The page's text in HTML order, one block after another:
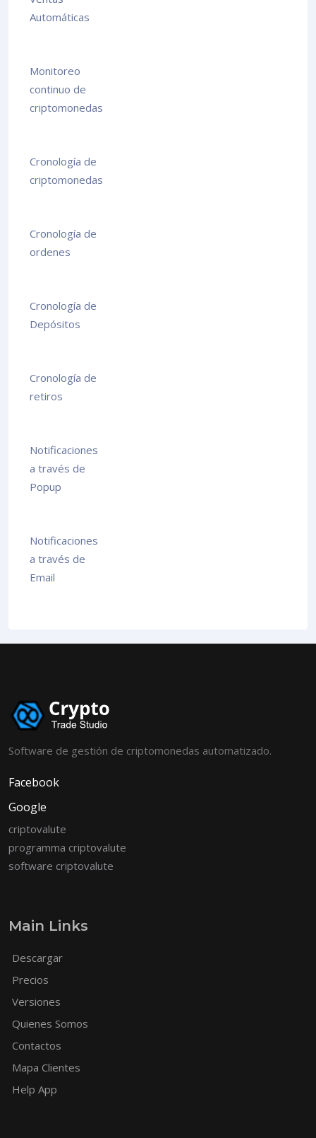
Automáticas
Monitoreo
continuo de
criptomonedas
Cronología de
criptomonedas
Cronología de
ordenes
Cronología de
Depósitos
Cronología de
retiros
Notificaciones
a través de
Popup
Notificaciones
a través de
Email
Software de gestión de criptomonedas automatizado.
Facebook
Google
criptovalute
programma criptovalute
software criptovalute
Main Links
Descargar
Precios
Versiones
Quienes Somos
Contactos
Mapa Clientes
Help App